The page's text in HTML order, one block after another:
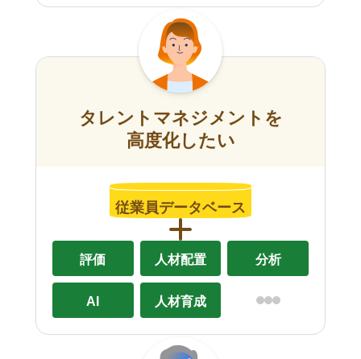
タレントマネジメントを
高度化したい
従業員データベース
評価 人材配置 分析
AI 人材育成